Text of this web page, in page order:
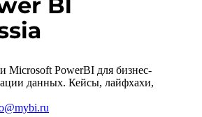
Microsoft PowerBI для бизнес-
данных. Кейсы, лайфхахи,